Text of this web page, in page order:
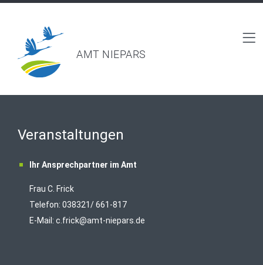
AMT NIEPARS
Veranstaltungen
Ihr Ansprechpartner im Amt
Frau C. Frick
Telefon: 038321/ 661-817
E-Mail: c.frick@amt-niepars.de